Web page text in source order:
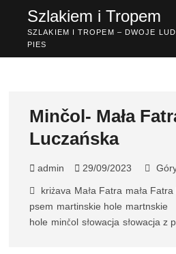
Szlakiem i Tropem
SZLAKIEM I TROPEM – DWOJE
PIES
Minčol- Mała
Luczańska
admin 29/09/2023
kriżava Mała Fatra mała
psem martinskie hole martnskie
hole minčol słowacja słowacja z